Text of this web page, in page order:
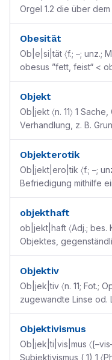
Orgel 1.2 die über
Doppelwebv
Obesität
Ob|e|si|tät 〈f.; –; unz.;
obesus ”fett, feist“ <
Objekt
Ob|jekt 〈n. 11〉 1
Verhandlung, z. B.
Denkens; Ggs Subje
Objekterotik
Ob|jekt|ero|tik 〈f.; –;
Befriedigung mithilfe
objekthaft
ob|jekt|haft 〈Adj.; bes.
Objektes,
Objektiv
Ob|jek|tiv 〈n. 11; Fot.;
zugewandte Linse od.
Objektivismus
Ob|jek|ti|vis|mus
Subjektivismus ( 1) 1